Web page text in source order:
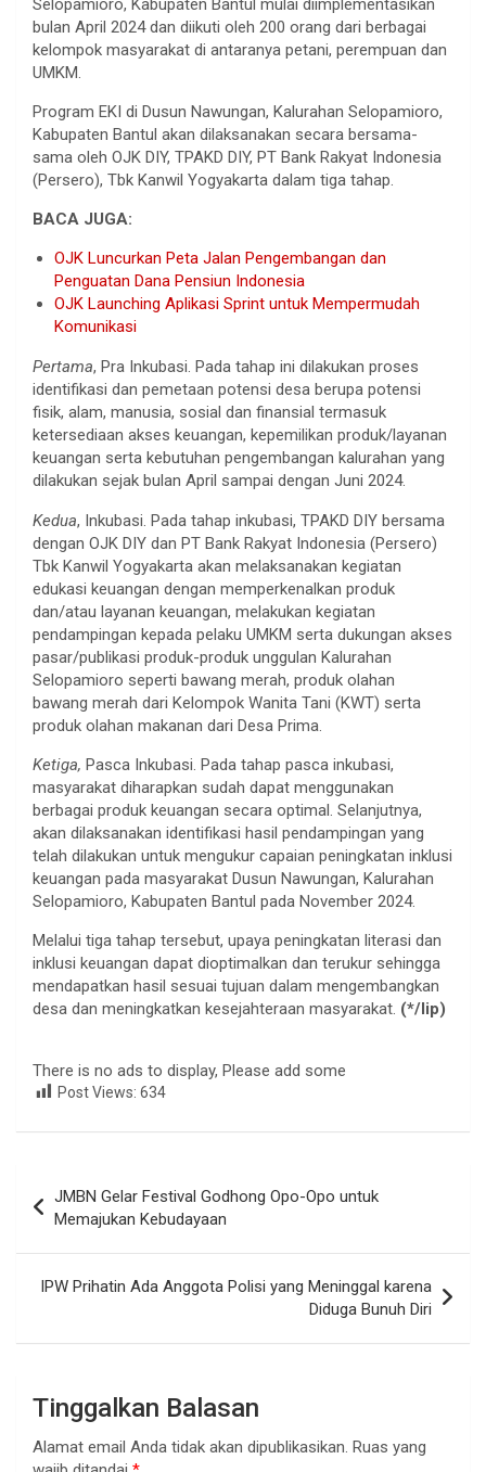
Selopamioro, Kabupaten Bantul mulai diimplementasikan
bulan April 2024 dan diikuti oleh 200 orang dari berbagai
kelompok masyarakat di antaranya petani, perempuan dan
UMKM.
Program EKI di Dusun Nawungan, Kalurahan Selopamioro,
Kabupaten Bantul akan dilaksanakan secara bersama-
sama oleh OJK DIY, TPAKD DIY, PT Bank Rakyat Indonesia
(Persero), Tbk Kanwil Yogyakarta dalam tiga tahap.
BACA JUGA:
OJK Luncurkan Peta Jalan Pengembangan dan
Penguatan Dana Pensiun Indonesia
OJK Launching Aplikasi Sprint untuk Mempermudah
Komunikasi
Pertama, Pra Inkubasi. Pada tahap ini dilakukan proses
identifikasi dan pemetaan potensi desa berupa potensi
fisik, alam, manusia, sosial dan finansial termasuk
ketersediaan akses keuangan, kepemilikan produk/layanan
keuangan serta kebutuhan pengembangan kalurahan yang
dilakukan sejak bulan April sampai dengan Juni 2024.
Kedua, Inkubasi. Pada tahap inkubasi, TPAKD DIY bersama
dengan OJK DIY dan PT Bank Rakyat Indonesia (Persero)
Tbk Kanwil Yogyakarta akan melaksanakan kegiatan
edukasi keuangan dengan memperkenalkan produk
dan/atau layanan keuangan, melakukan kegiatan
pendampingan kepada pelaku UMKM serta dukungan akses
pasar/publikasi produk-produk unggulan Kalurahan
Selopamioro seperti bawang merah, produk olahan
bawang merah dari Kelompok Wanita Tani (KWT) serta
produk olahan makanan dari Desa Prima.
Ketiga, Pasca Inkubasi. Pada tahap pasca inkubasi,
masyarakat diharapkan sudah dapat menggunakan
berbagai produk keuangan secara optimal. Selanjutnya,
akan dilaksanakan identifikasi hasil pendampingan yang
telah dilakukan untuk mengukur capaian peningkatan inklusi
keuangan pada masyarakat Dusun Nawungan, Kalurahan
Selopamioro, Kabupaten Bantul pada November 2024.
Melalui tiga tahap tersebut, upaya peningkatan literasi dan
inklusi keuangan dapat dioptimalkan dan terukur sehingga
mendapatkan hasil sesuai tujuan dalam mengembangkan
desa dan meningkatkan kesejahteraan masyarakat. (*/lip)
There is no ads to display, Please add some
Post Views: 634
pos
JMBN Gelar Festival Godhong Opo-Opo untuk
Memajukan Kebudayaan
IPW Prihatin Ada Anggota Polisi yang Meninggal karena
Diduga Bunuh Diri
Tinggalkan Balasan
Alamat email Anda tidak akan dipublikasikan. Ruas yang